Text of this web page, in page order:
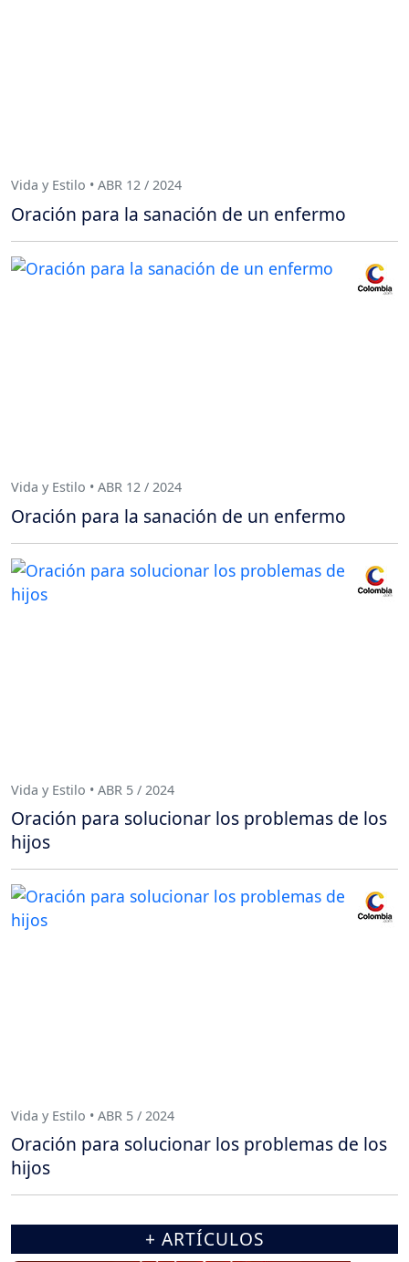
Vida y Estilo • ABR 12 / 2024
Oración para la sanación de un enfermo
Vida y Estilo • ABR 12 / 2024
Oración para la sanación de un enfermo
Vida y Estilo • ABR 5 / 2024
Oración para solucionar los problemas de los
hijos
Vida y Estilo • ABR 5 / 2024
Oración para solucionar los problemas de los
hijos
+ ARTÍCULOS